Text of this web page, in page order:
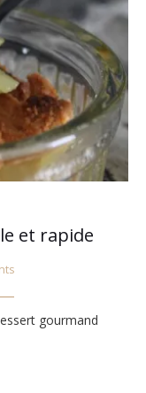
et rapide
gourmand